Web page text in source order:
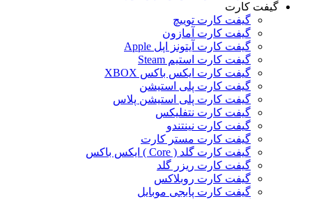
گیفت کارت
گیفت کارت توییچ
گیفت کارت آمازون
گیفت کارت آیتونز اپل Apple
گیفت کارت استیم Steam
گیفت کارت ایکس باکس XBOX
گیفت کارت پلی استیشن
گیفت کارت پلی استیشن پلاس
گیفت کارت نتفلیکس
گیفت کارت نینتندو
گیفت کارت مستر کارت
گیفت کارت گلد ( Core ) ایکس باکس
گیفت کارت ریزر گلد
گیفت کارت روبلاکس
گیفت کارت پابجی موبایل